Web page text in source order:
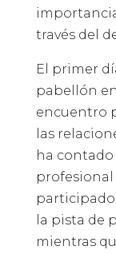
través del
El primer
pabellón
encuentro
las
ha
profesional
la pista de
mientras